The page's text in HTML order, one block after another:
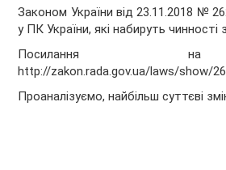
Законом України від 23.11.2018 №
у ПК України, які набируть чинності
Посилання
http://zakon.rada.gov.ua/laws/show/
Проаналізуємо, найбільш суттєві